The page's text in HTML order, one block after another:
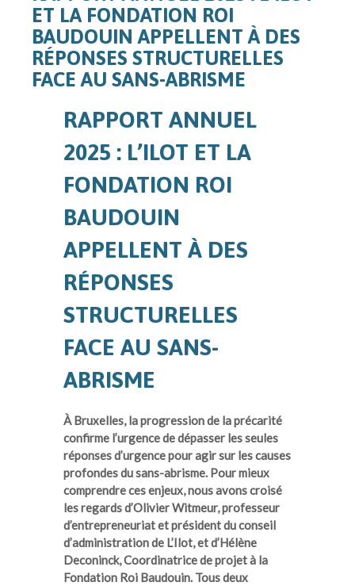
ET LA FONDATION ROI
BAUDOUIN APPELLENT À DES
RÉPONSES STRUCTURELLES
FACE AU SANS-ABRISME
RAPPORT ANNUEL
2025 : L’ILOT ET LA
FONDATION ROI
BAUDOUIN
APPELLENT À DES
RÉPONSES
STRUCTURELLES
FACE AU SANS-
ABRISME
À Bruxelles, la progression de la précarité
confirme l’urgence de dépasser les seules
réponses d’urgence pour agir sur les causes
profondes du sans-abrisme. Pour mieux
comprendre ces enjeux, nous avons croisé
les regards d’Olivier Witmeur, professeur
d’entrepreneuriat et président du conseil
d’administration de L’Ilot, et d’Hélène
Deconinck, Coordinatrice de projet à la
Fondation Roi Baudouin. Tous deux